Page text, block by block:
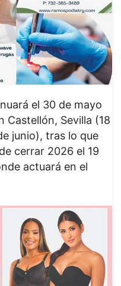
el 30 de mayo
Castellón, Sevilla (18
junio), tras lo que
cerrar 2026 el 19
actuará en el